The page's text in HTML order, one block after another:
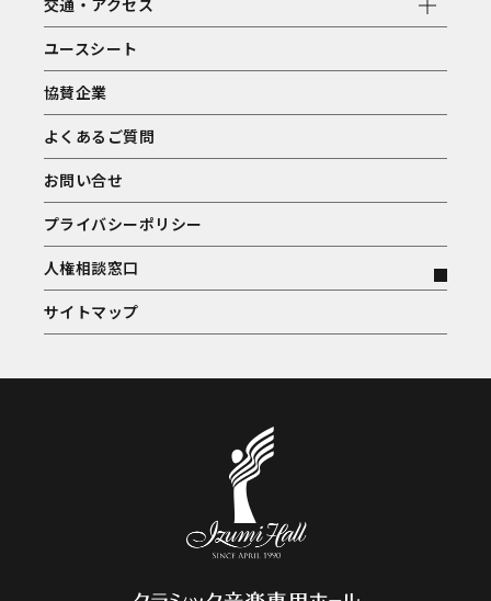
交通・アクセス
ユースシート
協賛企業
よくあるご質問
お問い合せ
プライバシーポリシー
人権相談窓口
サイトマップ